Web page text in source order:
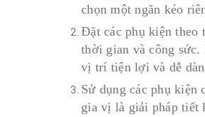
chọn một ngăn kéo
Đặt các phụ kiện theo
thời gian và công sức.
vị trí tiện lợi và dễ
Sử dụng các phụ kiện
gia vị là giải pháp tiết